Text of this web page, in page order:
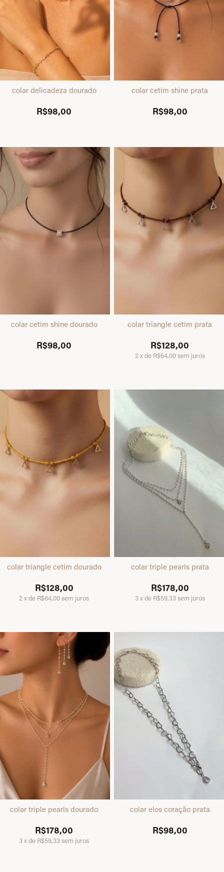
colar delicadeza dourado
R$98,00
colar cetim shine prata
R$98,00
colar cetim shine dourado
R$98,00
colar triangle cetim prata
R$128,00
2 xde R$64,00sem juros
colar triangle cetim dourado
R$128,00
2 xde R$64,00sem juros
colar triple pearls prata
R$178,00
3xde R$59,33sem juros
colar triple pearls dourado
R$178,00
3xde R$59,33sem juros
colar elos coração prata
R$98,00